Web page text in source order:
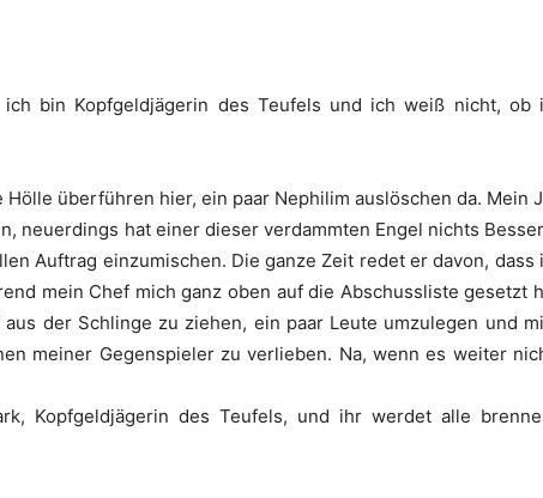
ich bin Kopfgeldjägerin des Teufels und ich weiß nicht, ob
überführen hier, ein paar Nephilim auslöschen da. Mein
neuerdings hat einer dieser verdammten Engel nichts
Auftrag einzumischen. Die ganze Zeit redet er davon, dass
mein Chef mich ganz oben auf die Abschussliste gesetzt
der Schlinge zu ziehen, ein paar Leute umzulegen und
meiner Gegenspieler zu verlieben. Na, wenn es weiter
Kopfgeldjägerin des Teufels, und ihr werdet alle